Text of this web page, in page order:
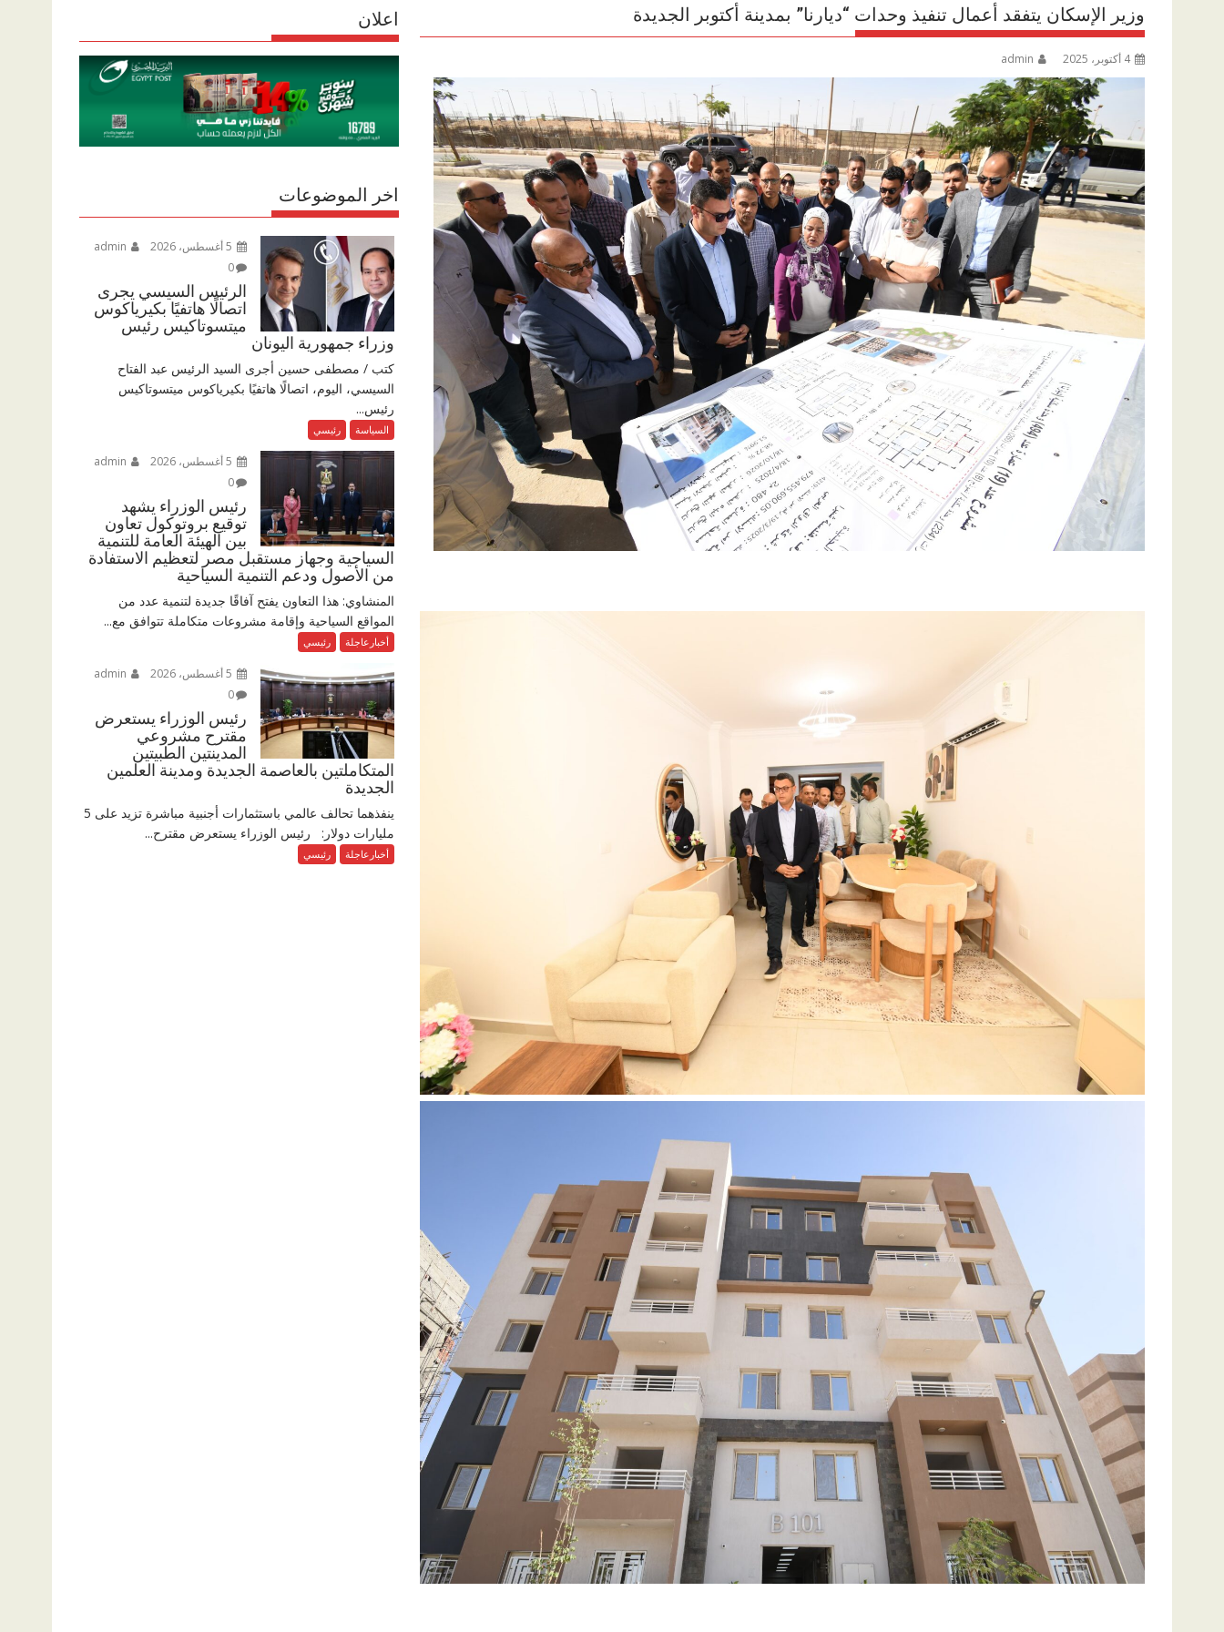
وزير الإسكان يتفقد أعمال تنفيذ وحدات “ديارنا” بمدينة أكتوبر الجديدة
4 أكتوبر، 2025 admin
اعلان
اخر الموضوعات
0
الرئيس السيسي يجرى
اتصالًا هاتفيًا بكيرياكوس
ميتسوتاكيس رئيس
وزراء جمهورية اليونان
كتب / مصطفى حسين أجرى السيد الرئيس عبد الفتاح
السيسي، اليوم، اتصالًا هاتفيًا بكيرياكوس ميتسوتاكيس
رئيس...
السياسة رئيسي
0
رئيس الوزراء يشهد
توقيع بروتوكول تعاون
بين الهيئة العامة للتنمية
السياحية وجهاز مستقبل مصر لتعظيم الاستفادة
من الأصول ودعم التنمية السياحية
المنشاوي: هذا التعاون يفتح آفاقًا جديدة لتنمية عدد من
المواقع السياحية وإقامة مشروعات متكاملة تتوافق مع...
أخبارعاجلة رئيسي
0
رئيس الوزراء يستعرض
مقترح مشروعي
المدينتين الطبيتين
المتكاملتين بالعاصمة الجديدة ومدينة العلمين
الجديدة
ينفذهما تحالف عالمي باستثمارات أجنبية مباشرة تزيد على 5
مليارات دولار: رئيس الوزراء يستعرض مقترح...
أخبارعاجلة رئيسي